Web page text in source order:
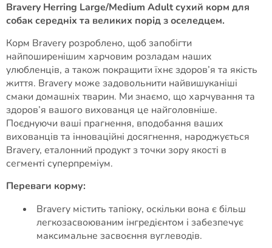
Bravery Herring Large/Medium Adult сухий корм для
собак середніх та великих порід з оселедцем.
Корм Bravery розроблено, щоб запобігти
найпоширенішим харчовим розладам наших
улюбленців, а також покращити їхнє здоров’я та якість
життя. Bravery може задовольнити найвишуканіші
смаки домашніх тварин. Ми знаємо, що харчування та
здоров’я вашого вихованця це найголовніше.
Поєднуючи ваші прагнення, вподобання ваших
вихованців та інноваційні досягнення, народжується
Bravery, еталонний продукт з точки зору якості в
сегменті суперпреміум.
Переваги корму:
Bravery містить тапіоку, оскільки вона є більш
легкозасвоюваним інгредієнтом і забезпечує
максимальне засвоєння вуглеводів.